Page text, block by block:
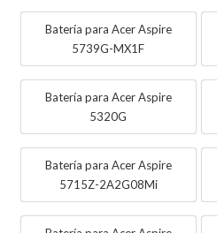
Batería para Acer Aspire
5739G-MX1F
Batería para Acer Aspire
5320G
Batería para Acer Aspire
5715Z-2A2G08Mi